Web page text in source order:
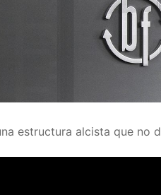
estructura alcista que no